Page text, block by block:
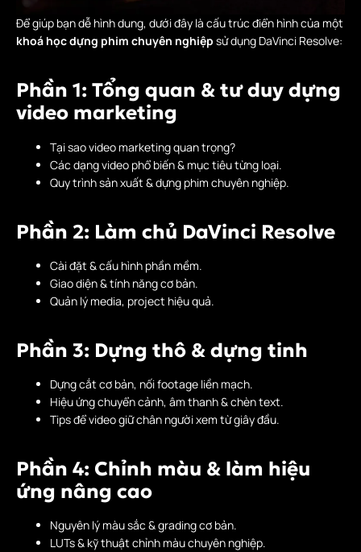
Để giúp bạn dễ hình dung, dưới đây là cấu trúc điển hình của một
khoá học dựng phim chuyên nghiệp sử dụng DaVinci Resolve:
Phần 1: Tổng quan & tư duy dựng
video marketing
Tại sao video marketing quan trọng?
Các dạng video phổ biến & mục tiêu từng loại.
Quy trình sản xuất & dựng phim chuyên nghiệp.
Phần 2: Làm chủ DaVinci Resolve
Cài đặt & cấu hình phần mềm.
Giao diện & tính năng cơ bản.
Quản lý media, project hiệu quả.
Phần 3: Dựng thô & dựng tinh
Dựng cắt cơ bản, nối footage liền mạch.
Hiệu ứng chuyển cảnh, âm thanh & chèn text.
Tips để video giữ chân người xem từ giây đầu.
Phần 4: Chỉnh màu & làm hiệu
ứng nâng cao
Nguyên lý màu sắc & grading cơ bản.
LUTs & kỹ thuật chỉnh màu chuyên nghiệp.